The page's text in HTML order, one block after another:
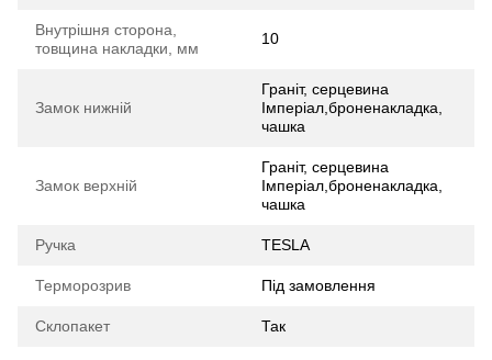
Внутрішня сторона,
товщина накладки, мм
10
Замок нижній
Граніт, серцевина
Імперіал,броненакладка,
чашка
Замок верхній
Граніт, серцевина
Імперіал,броненакладка,
чашка
Ручка TESLA
Терморозрив Під замовлення
Склопакет Так